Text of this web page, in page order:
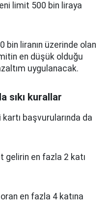
limit 500 bin liraya
bin liranın üzerinde olan
en düşük olduğu
uygulanacak.
sıkı kurallar
kartı başvurularında da
gelirin en fazla 2 katı
en fazla 4 katına